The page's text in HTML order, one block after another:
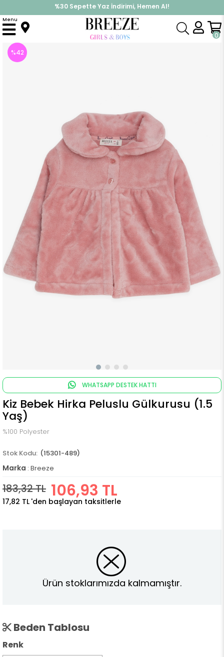
%30 Sepette Yaz İndirimi, Hemen Al!
İndirimlere ek %10 İndirimi Kap, Hemen Üye Ol!
0
Menu
Anasayfa Üst Giyim Hırka
%42
WHATSAPP DESTEK HATTI
Kiz Bebek Hirka Peluslu Gülkurusu (1.5
Yaş)
%100 Polyester
(15301-489)
Marka : Breeze
183,32 TL 106,93 TL
17,82 TL 'den başlayan taksitlerle
Ürün stoklarımızda kalmamıştır.
Beden Tablosu
Renk